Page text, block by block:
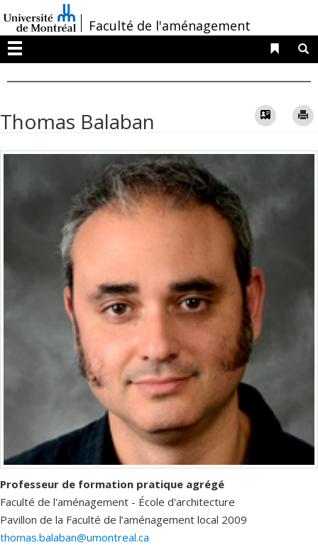
au
contenu
/Faculté de l'aménagement
Menu
Liens
Thomas Balaban Vcard
Professeur de formation pratique agrégé
Faculté de l'aménagement - École d'architecture
Pavillon de la Faculté de l’aménagement local 2009
thomas.balaban@umontreal.ca